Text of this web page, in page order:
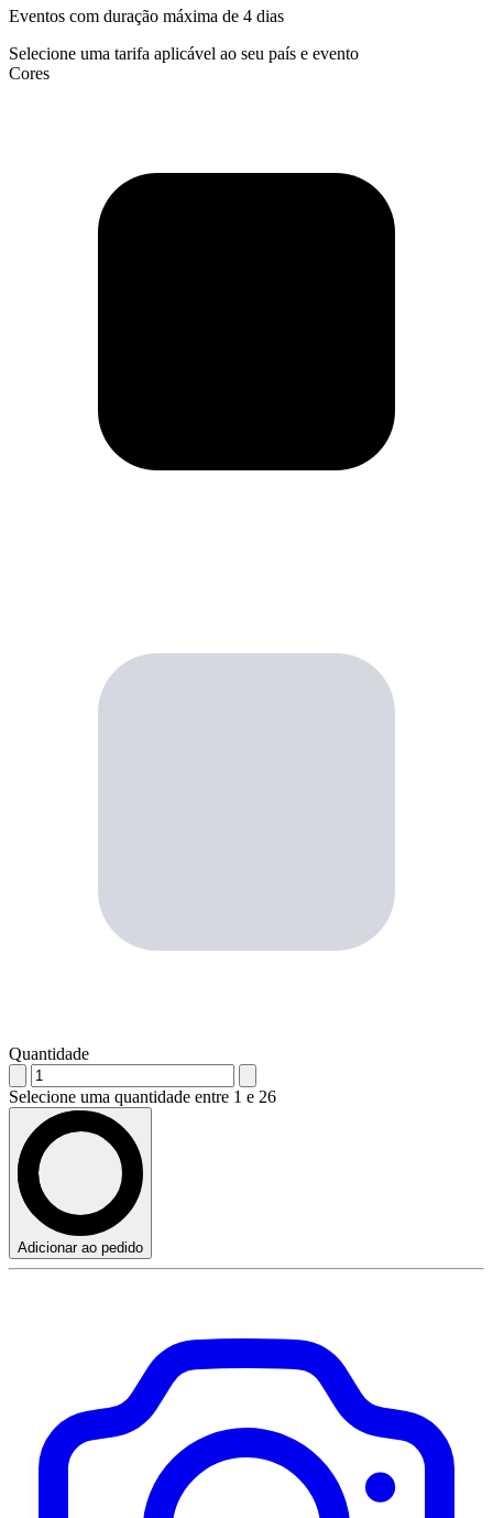
Eventos com duração máxima de 4 dias
Selecione uma tarifa aplicável ao seu país e evento
Cores
Quantidade
Selecione uma quantidade entre 1 e 26
Adicionar ao pedido